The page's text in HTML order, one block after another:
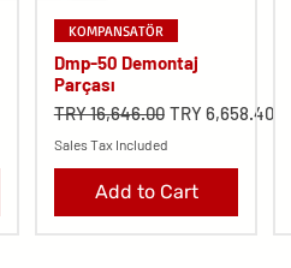
KOMPANSATÖR
Dmp-50 Demontaj
Parçası
Regular Price
TRY 16,646.00 Sale Price
TRY 6,658.40
Sales Tax Included
Add to Cart